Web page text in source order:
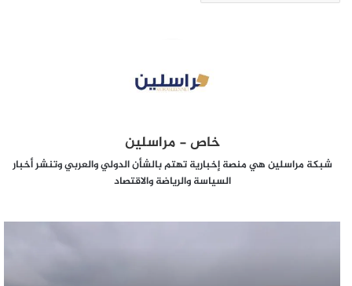
خاص - مراسلين
شبكة مراسلين هي منصة إخبارية تهتم بالشأن الدولي والعربي وتنشر أخبار
السياسة والرياضة والاقتصاد